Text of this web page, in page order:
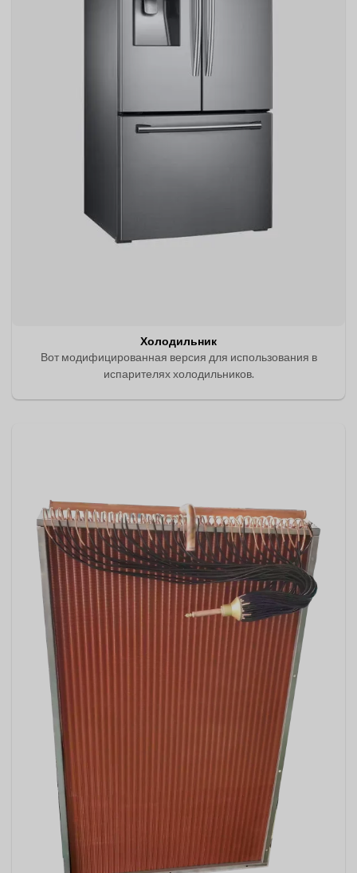
Холодильник
Вот модифицированная версия для использования в
испарителях холодильников.